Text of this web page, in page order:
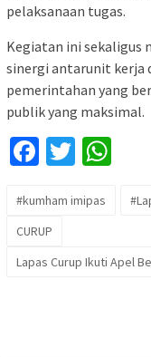
pelaksanaan tugas.
Kegiatan ini sekaligus
sinergi antarunit kerja
pemerintahan yang
publik yang maksimal.
Facebook
Twitter
#kumham imipas
CURUP
Lapas Curup Ikuti Apel